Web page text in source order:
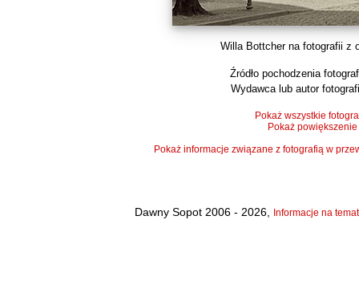
Willa Bottcher na fotografii z
Źródło pochodzenia
Wydawca lub autor
Pokaż wszystkie
Pokaż powiększenie
Pokaż informacje związane z fotografią w
Dawny Sopot 2006 - 2026, Informacje na